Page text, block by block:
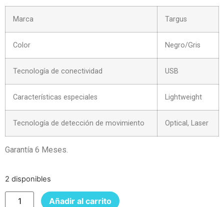
Marca Targus
Color Negro/Gris
Tecnología de conectividad USB
Características especiales Lightweight
Tecnología de detección de movimiento Optical, Laser
Garantía 6 Meses.
2 disponibles
Añadir al carrito